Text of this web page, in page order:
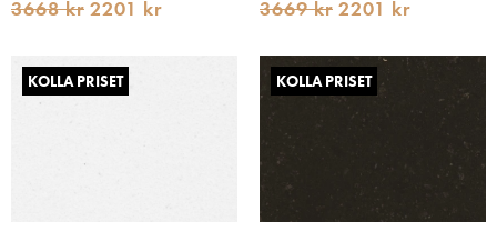
3668 kr 2201 kr 3669 kr 2201 kr
KOLLA PRISET KOLLA PRISET